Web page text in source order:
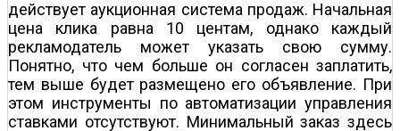
действует аукционная система продаж. Начальная
цена клика равна 10 центам, однако каждый
рекламодатель может указать свою сумму.
Понятно, что чем больше он согласен заплатить,
тем выше будет размещено его объявление. При
этом инструменты по автоматизации управления
ставками отсутствуют. Минимальный заказ здесь